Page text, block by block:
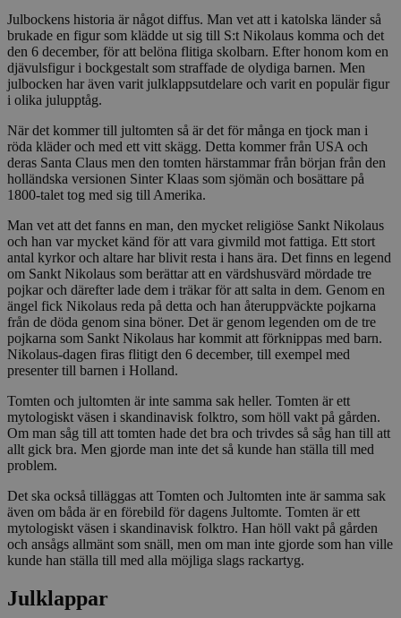
Julbockens historia är något diffus. Man vet att i katolska länder så
brukade en figur som klädde ut sig till S:t Nikolaus komma och det
den 6 december, för att belöna flitiga skolbarn. Efter honom kom en
djävulsfigur i bockgestalt som straffade de olydiga barnen. Men
julbocken har även varit julklappsutdelare och varit en populär figur
i olika julupptåg.
När det kommer till jultomten så är det för många en tjock man i
röda kläder och med ett vitt skägg. Detta kommer från USA och
deras Santa Claus men den tomten härstammar från början från den
holländska versionen Sinter Klaas som sjömän och bosättare på
1800-talet tog med sig till Amerika.
Man vet att det fanns en man, den mycket religiöse Sankt Nikolaus
och han var mycket känd för att vara givmild mot fattiga. Ett stort
antal kyrkor och altare har blivit resta i hans ära. Det finns en legend
om Sankt Nikolaus som berättar att en värdshusvärd mördade tre
pojkar och därefter lade dem i träkar för att salta in dem. Genom en
ängel fick Nikolaus reda på detta och han återuppväckte pojkarna
från de döda genom sina böner. Det är genom legenden om de tre
pojkarna som Sankt Nikolaus har kommit att förknippas med barn.
Nikolaus-dagen firas flitigt den 6 december, till exempel med
presenter till barnen i Holland.
Tomten och jultomten är inte samma sak heller. Tomten är ett
mytologiskt väsen i skandinavisk folktro, som höll vakt på gården.
Om man såg till att tomten hade det bra och trivdes så såg han till att
allt gick bra. Men gjorde man inte det så kunde han ställa till med
problem.
Det ska också tilläggas att Tomten och Jultomten inte är samma sak
även om båda är en förebild för dagens Jultomte. Tomten är ett
mytologiskt väsen i skandinavisk folktro. Han höll vakt på gården
och ansågs allmänt som snäll, men om man inte gjorde som han ville
kunde han ställa till med alla möjliga slags rackartyg.
Julklappar